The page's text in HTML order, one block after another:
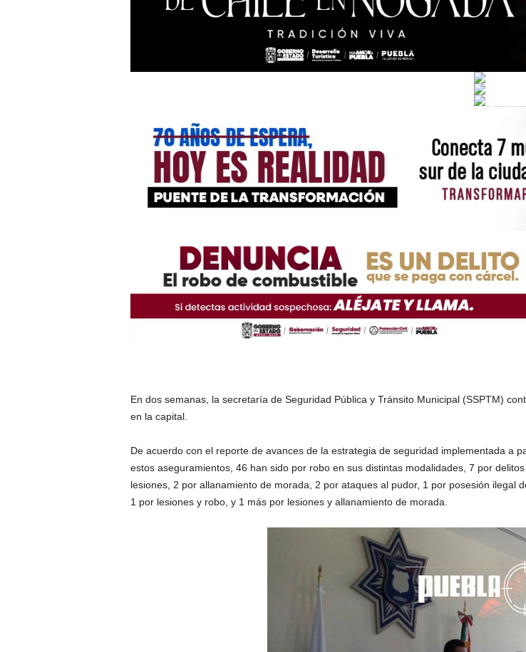
En dos semanas, la secretaría de Seguridad Pública y Tránsito Municipal (SSPTM)
en la capital.
De acuerdo con el reporte de avances de la estrategia de seguridad implementada a
estos aseguramientos, 46 han sido por robo en sus distintas modalidades, 7 por
lesiones, 2 por allanamiento de morada, 2 por ataques al pudor, 1 por posesión ilegal
1 por lesiones y robo, y 1 más por lesiones y allanamiento de morada.